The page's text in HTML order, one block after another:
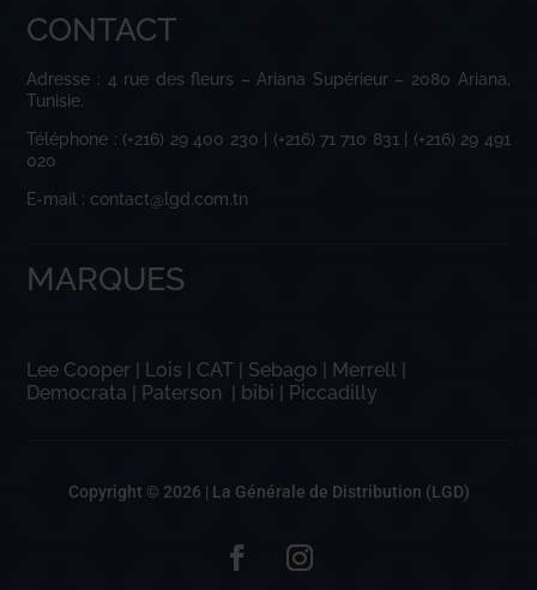
CONTACT
Adresse : 4 rue des fleurs – Ariana Supérieur – 2080 Ariana,
Tunisie.
Téléphone : (+216) 29 400 230 | (+216) 71 710 831 | (+216) 29 491
020
E-mail : contact@lgd.com.tn
MARQUES
Lee Cooper Lois CAT Sebago Merrell
Democrata
Paterson bibi Piccadilly
Copyright © 2026 | La Générale de Distribution (LGD)